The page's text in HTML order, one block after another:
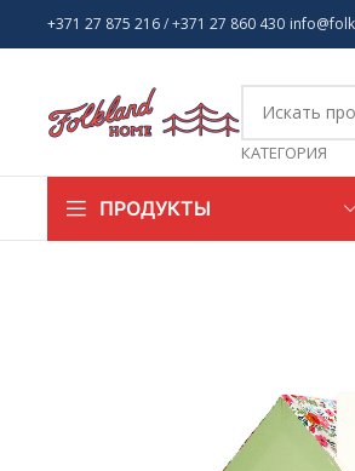
+371 27 875 216/ +371 27 860 430
КАТЕГОРИЯ
ПРОДУКТЫ